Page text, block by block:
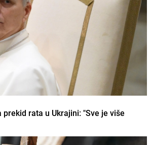
prekid rata u Ukrajini: "Sve je više